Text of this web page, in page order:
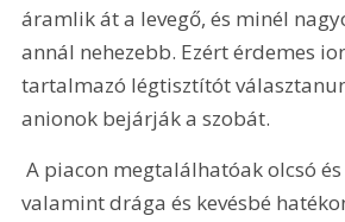
áramlik át a levegő, és minél
annál nehezebb. Ezért érdemes
tartalmazó légtisztítót
anionok bejárják a szobát.
A piacon megtalálhatóak olcsó és hatékony,
valamint drága és kevésbé